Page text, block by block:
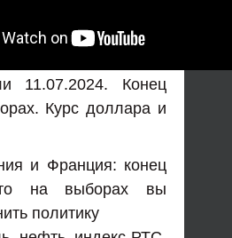
11.07.2024. Конец
Курс доллара и
и Франция: конец
на выборах вы
политику